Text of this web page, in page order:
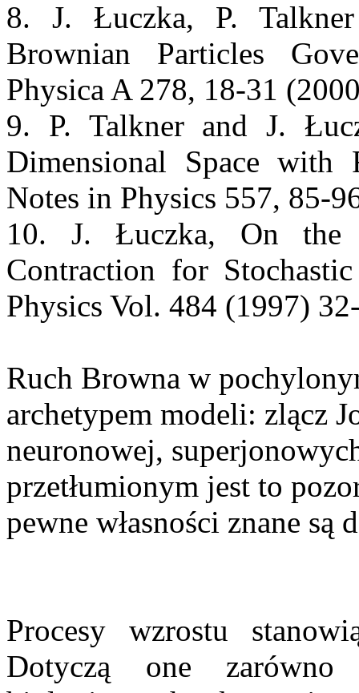
8. J. Łuczka, P.
Brownian Particles
Physica A 278, 18-31
9. P. Talkner and J.
Dimensional Space
Notes in Physics 557, 85-
10. J. Łuczka, On the
Contraction for
Physics Vol. 484 (1997)
Ruch Browna w
archetypem modeli: zlącz
neuronowej,
przetłumionym jest to
pewne własności znane
Procesy wzrostu
Dotyczą one